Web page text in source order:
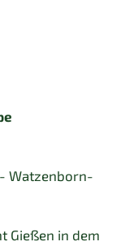
Watzenborn-
Gießen in dem